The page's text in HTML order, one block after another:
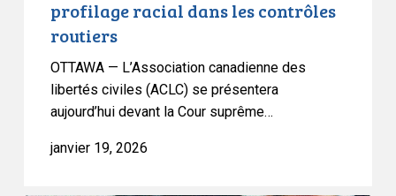
routiersprofilage racial dans les contrôles
routiers
OTTAWA — L’Association canadienne des
libertés civiles (ACLC) se présentera
aujourd’hui devant la Cour suprême…
janvier 19, 2026